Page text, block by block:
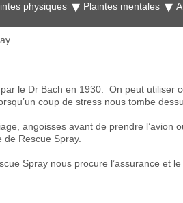
physiques Plaintes mentales
le Dr Bach en 1930. On peut utiliser
coup de stress nous tombe
angoisses avant de prendre l’avion
Rescue Spray.
Spray nous procure l’assurance et le